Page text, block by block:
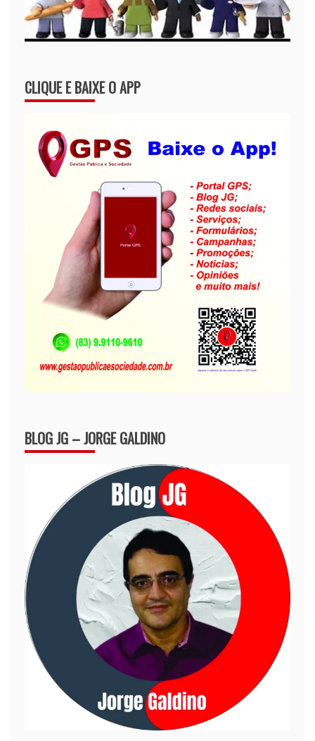
CLIQUE E BAIXE O APP
BLOG JG – JORGE GALDINO